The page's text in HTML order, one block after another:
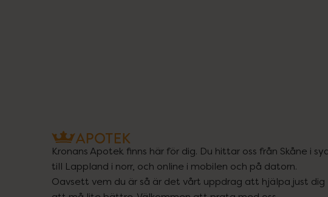
Kronans Apotek finns här för dig. Du hittar oss från Skåne i
till Lappland i norr, och online i mobilen och på datorn.
Oavsett vem du är så är det vårt uppdrag att hjälpa just dig